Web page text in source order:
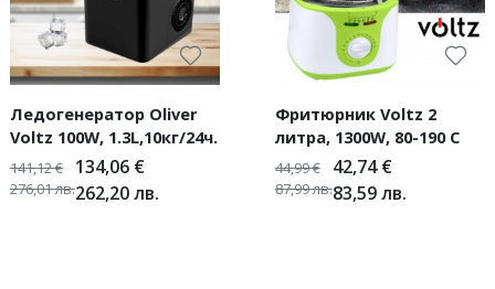
Ледогенератор Oliver
Voltz 100W, 1.3L,10кг/24ч.
134,06 €
262,20лв.
141,12€
276,01лв.
Фритюрник Voltz 2
литра, 1300W, 80-190 C
42,74€
83,59лв.
44,99€
87,99лв.